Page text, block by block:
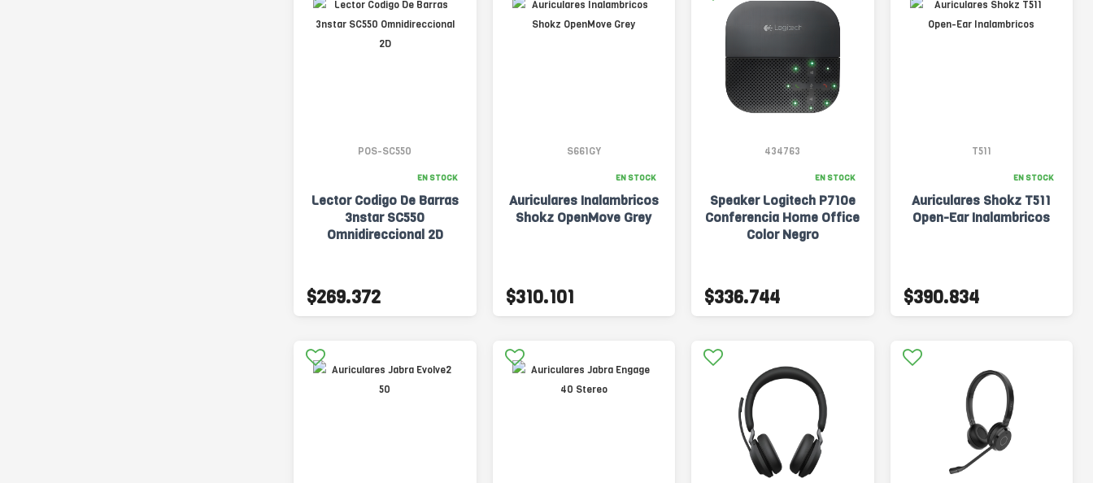
POS-SC550
EN STOCK
Lector Codigo De Barras
3nstar SC550
Omnidireccional 2D
$269.372
S661GY
EN STOCK
Auriculares Inalambricos
Shokz OpenMove Grey
$310.101
434763
EN STOCK
Speaker Logitech P710e
Conferencia Home Office
Color Negro
$336.744
T511
EN STOCK
Auriculares Shokz T511
Open-Ear Inalambricos
$390.834